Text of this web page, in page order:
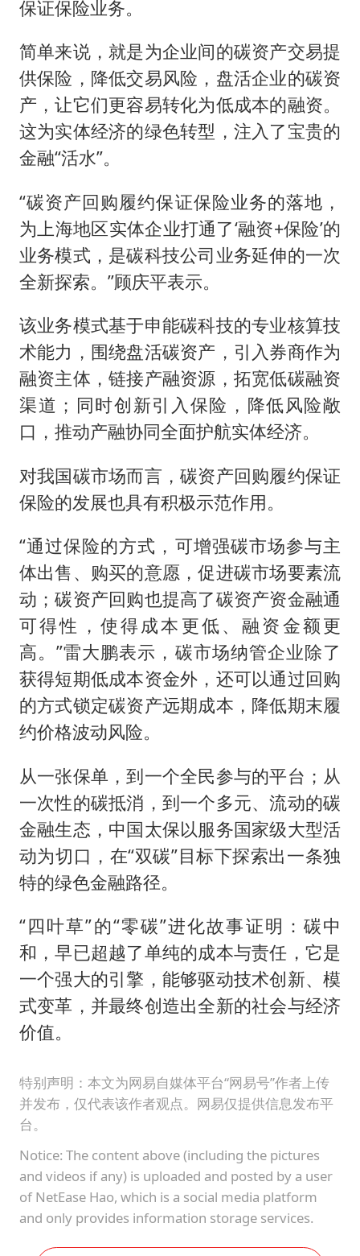
保证保险业务。
简单来说，就是为企业间的碳资产交易提
供保险，降低交易风险，盘活企业的碳资
产，让它们更容易转化为低成本的融资。
这为实体经济的绿色转型，注入了宝贵的
金融“活水”。
“碳资产回购履约保证保险业务的落地，
为上海地区实体企业打通了‘融资+保险’的
业务模式，是碳科技公司业务延伸的一次
全新探索。”顾庆平表示。
该业务模式基于申能碳科技的专业核算技
术能力，围绕盘活碳资产，引入券商作为
融资主体，链接产融资源，拓宽低碳融资
渠道；同时创新引入保险，降低风险敞
口，推动产融协同全面护航实体经济。
对我国碳市场而言，碳资产回购履约保证
保险的发展也具有积极示范作用。
“通过保险的方式，可增强碳市场参与主
体出售、购买的意愿，促进碳市场要素流
动；碳资产回购也提高了碳资产资金融通
可得性，使得成本更低、融资金额更
高。”雷大鹏表示，碳市场纳管企业除了
获得短期低成本资金外，还可以通过回购
的方式锁定碳资产远期成本，降低期末履
约价格波动风险。
从一张保单，到一个全民参与的平台；从
一次性的碳抵消，到一个多元、流动的碳
金融生态，中国太保以服务国家级大型活
动为切口，在“双碳”目标下探索出一条独
特的绿色金融路径。
“四叶草”的“零碳”进化故事证明：碳中
和，早已超越了单纯的成本与责任，它是
一个强大的引擎，能够驱动技术创新、模
式变革，并最终创造出全新的社会与经济
价值。
特别声明：本文为网易自媒体平台“网易号”作者上传
并发布，仅代表该作者观点。网易仅提供信息发布平
台。
Notice: The content above (including the pictures
and videos if any) is uploaded and posted by a user
of NetEase Hao, which is a social media platform
and only provides information storage services.